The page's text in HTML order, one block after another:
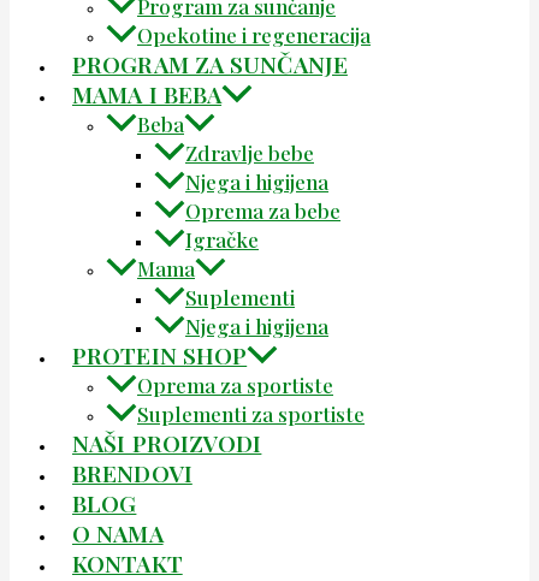
Program za sunčanje
Opekotine i regeneracija
PROGRAM ZA SUNČANJE
MAMA I BEBA
Beba
Zdravlje bebe
Njega i higijena
Oprema za bebe
Igračke
Mama
Suplementi
Njega i higijena
PROTEIN SHOP
Oprema za sportiste
Suplementi za sportiste
NAŠI PROIZVODI
BRENDOVI
BLOG
O NAMA
KONTAKT